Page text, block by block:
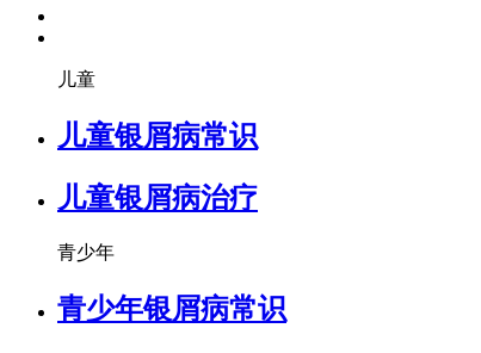
儿童
儿童银屑病常识
儿童银屑病治疗
青少年
青少年银屑病常识